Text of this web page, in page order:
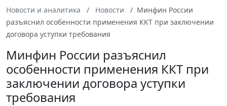
Новости и аналитика Новости
Минфин России
разъяснил особенности применения ККТ при заключении
договора уступки требования
Минфин России разъяснил
особенности применения ККТ при
заключении договора уступки
требования